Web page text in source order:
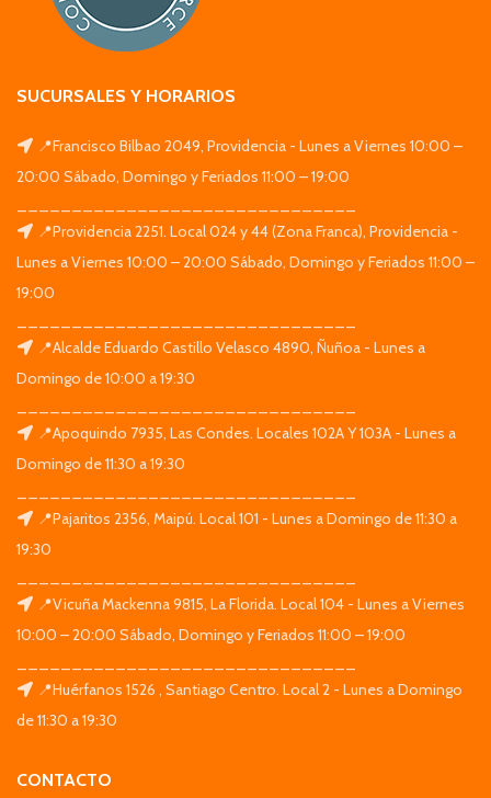
SUCURSALES Y HORARIOS
📍Francisco Bilbao 2049, Providencia - Lunes a Viernes 10:00 –
20:00 Sábado, Domingo y Feriados 11:00 – 19:00
📍Providencia 2251. Local 024 y 44 (Zona Franca), Providencia -
Lunes a Viernes 10:00 – 20:00 Sábado, Domingo y Feriados 11:00 –
19:00
📍Alcalde Eduardo Castillo Velasco 4890, Ñuñoa - Lunes a
Domingo de 10:00 a 19:30
📍Apoquindo 7935, Las Condes. Locales 102A Y 103A - Lunes a
Domingo de 11:30 a 19:30
📍Pajaritos 2356, Maipú. Local 101 - Lunes a Domingo de 11:30 a
19:30
📍Vicuña Mackenna 9815, La Florida. Local 104 - Lunes a Viernes
10:00 – 20:00 Sábado, Domingo y Feriados 11:00 – 19:00
📍Huérfanos 1526 , Santiago Centro. Local 2 - Lunes a Domingo
de 11:30 a 19:30
CONTACTO